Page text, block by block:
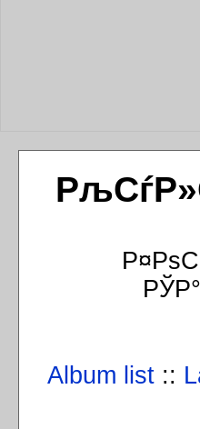
Album list ::